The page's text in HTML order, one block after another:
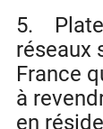
5.
réseaux
France
à
en